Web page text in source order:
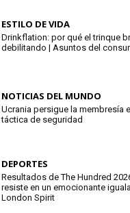
ESTILO DE VIDA
Drinkflation: por qué el trinque
debilitando | Asuntos del
NOTICIAS DEL MUNDO
Ucrania persigue la membresía
táctica de seguridad
DEPORTES
Resultados de The Hundred
resiste en un emocionante
London Spirit